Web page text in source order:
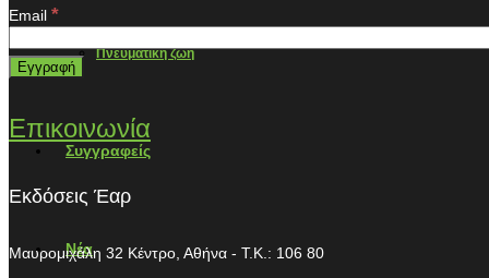
Πνευματική ζωή
Συγγραφείς
Νέα
Email *
Επικοινωνία
Εκδόσεις Έαρ
Μαυρομιχάλη 32 Κέντρο, Αθήνα - T.K.: 106 80